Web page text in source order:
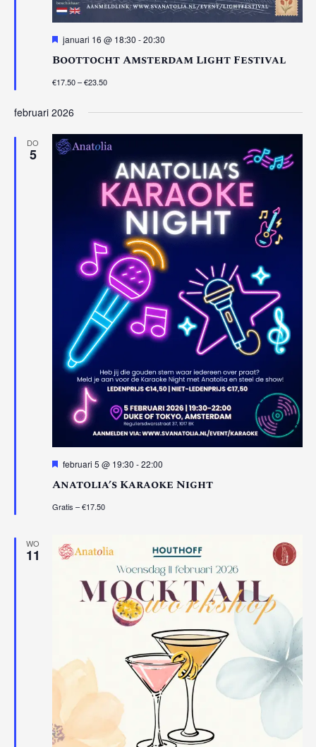
Uitgelicht
januari 16 @ 18:30 -20:30
Boottocht Amsterdam Light Festival
€17.50 – €23.50
februari 2026
DO
5
Uitgelicht
februari 5 @ 19:30 -22:00
Anatolia’s Karaoke Night
Gratis – €17.50
WO
11